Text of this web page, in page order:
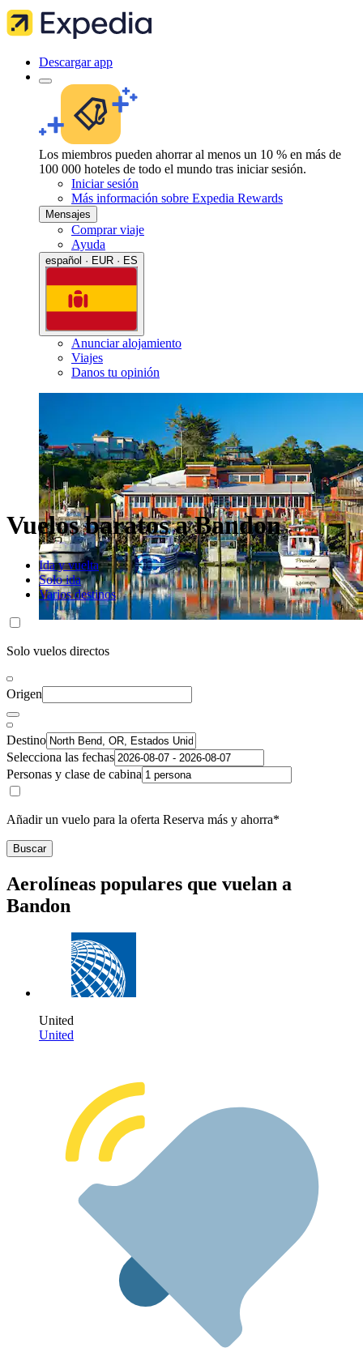
Descargar app
Los miembros pueden ahorrar al menos un 10 % en más de
100 000 hoteles de todo el mundo tras iniciar sesión.
Iniciar sesión
Más información sobre Expedia Rewards
Mensajes
Comprar viaje
Ayuda
español · EUR · ES
Anunciar alojamiento
Viajes
Danos tu opinión
Vuelos baratos a Bandon
Ida y vuelta
Solo ida
Varios destinos
Solo vuelos directos
Origen
Destino
Selecciona las fechas
Personas y clase de cabina
Añadir un vuelo para la oferta Reserva más y ahorra*
Buscar
Aerolíneas populares que vuelan a
Bandon
United
United